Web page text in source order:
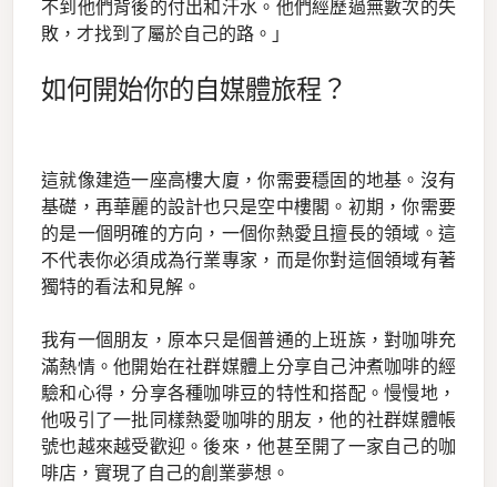
不到他們背後的付出和汗水。他們經歷過無數次的失
敗，才找到了屬於自己的路。」
如何開始你的自媒體旅程？
這就像建造一座高樓大廈，你需要穩固的地基。沒有
基礎，再華麗的設計也只是空中樓閣。初期，你需要
的是一個明確的方向，一個你熱愛且擅長的領域。這
不代表你必須成為行業專家，而是你對這個領域有著
獨特的看法和見解。
我有一個朋友，原本只是個普通的上班族，對咖啡充
滿熱情。他開始在社群媒體上分享自己沖煮咖啡的經
驗和心得，分享各種咖啡豆的特性和搭配。慢慢地，
他吸引了一批同樣熱愛咖啡的朋友，他的社群媒體帳
號也越來越受歡迎。後來，他甚至開了一家自己的咖
啡店，實現了自己的創業夢想。